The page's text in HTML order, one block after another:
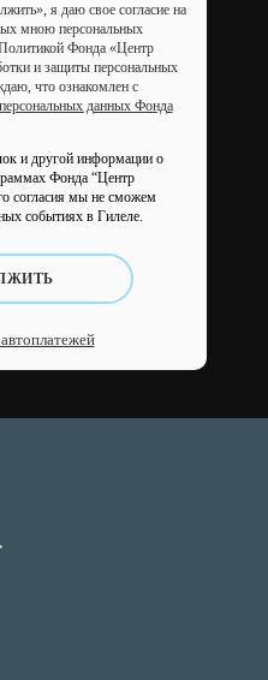
я даю свое согласие на
мною персональных
Фонда «Центр
и защиты персональных
что ознакомлен с
данных Фонда
и другой информации о
Фонда “Центр
согласия мы не сможем
событиях в Гилеле.